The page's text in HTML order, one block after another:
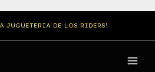
JUGUETERIA DE LOS RIDERS!
MENU